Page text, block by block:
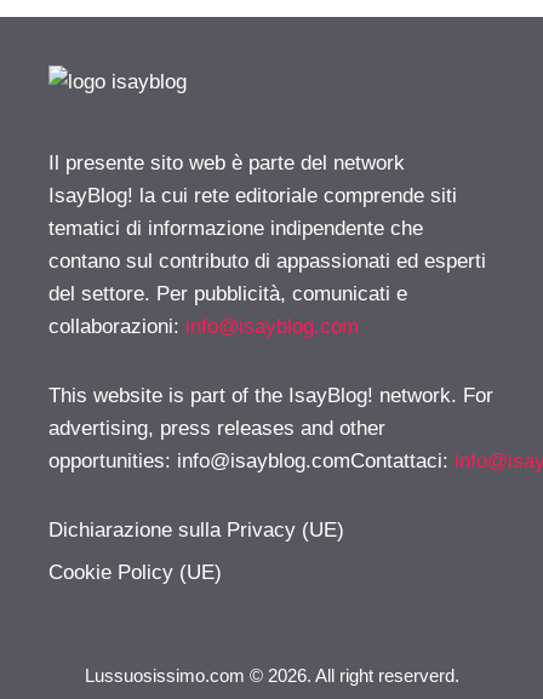
Il presente sito web è parte del network
IsayBlog! la cui rete editoriale comprende siti
tematici di informazione indipendente che
contano sul contributo di appassionati ed esperti
del settore. Per pubblicità, comunicati e
collaborazioni: info@isayblog.com
This website is part of the IsayBlog! network. For
advertising, press releases and other
opportunities: info@isayblog.comContattaci:
Dichiarazione sulla Privacy (UE)
Cookie Policy (UE)
Lussuosissimo.com © 2026. All right reserverd.